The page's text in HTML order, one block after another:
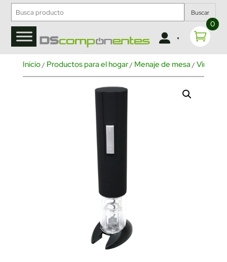
Buscar
0
Inicio/ Productos para el hogar/ Menaje de mesa / Vino y